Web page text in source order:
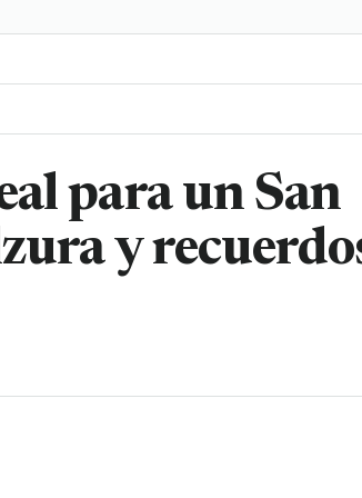
para un San
y